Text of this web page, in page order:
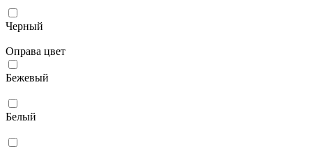
Черный
Оправа цвет
Бежевый
Белый